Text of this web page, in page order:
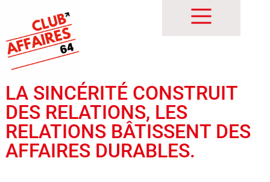
LA SINCÉRITÉ CONSTRUIT
DES RELATIONS, LES
RELATIONS BÂTISSENT DES
AFFAIRES DURABLES.